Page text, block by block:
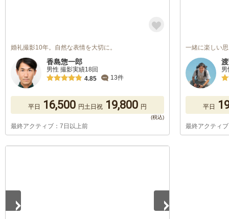
婚礼撮影10年。自然な表情を大切に。
香島惣一郎
男性 撮影実績18回
4.85
13件
平日 16,500 円土日祝 19,800 円
最終アクティブ：7日以上前
一緒に楽しい
平日
最終アクティ